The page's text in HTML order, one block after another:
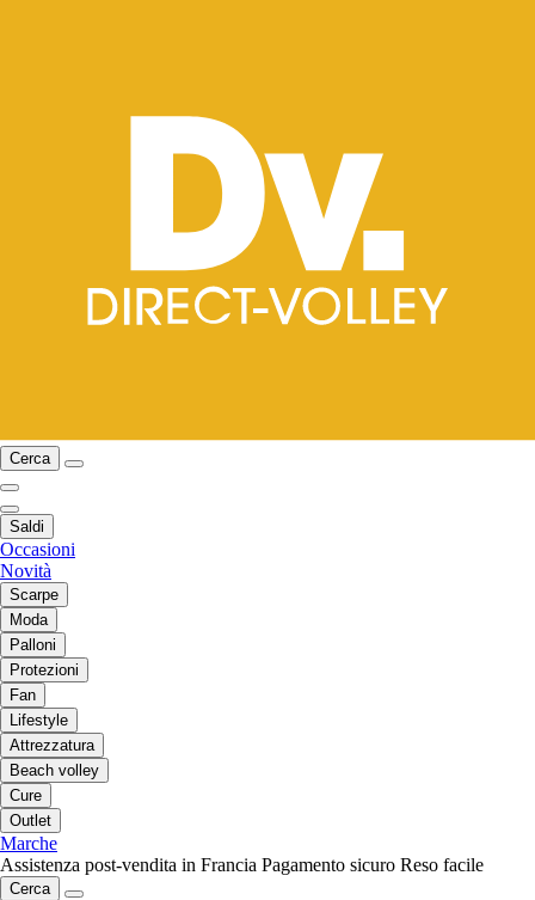
Cerca
Saldi
Occasioni
Novità
Scarpe
Moda
Palloni
Protezioni
Fan
Lifestyle
Attrezzatura
Beach volley
Cure
Outlet
Marche
Assistenza post-vendita in Francia Pagamento sicuro Reso facile
Cerca